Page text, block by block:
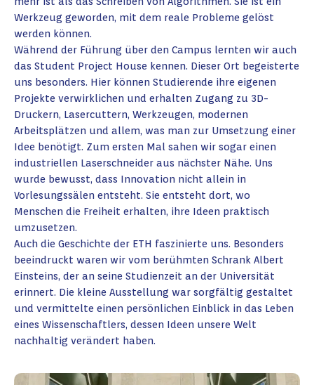
Werkzeug geworden, mit dem reale Probleme gelöst
werden können.
Während der Führung über den Campus lernten wir auch
das Student Project House kennen. Dieser Ort begeisterte
uns besonders. Hier können Studierende ihre eigenen
Projekte verwirklichen und erhalten Zugang zu 3D-
Druckern, Lasercuttern, Werkzeugen, modernen
Arbeitsplätzen und allem, was man zur Umsetzung einer
Idee benötigt. Zum ersten Mal sahen wir sogar einen
industriellen Laserschneider aus nächster Nähe. Uns
wurde bewusst, dass Innovation nicht allein in
Vorlesungssälen entsteht. Sie entsteht dort, wo
Menschen die Freiheit erhalten, ihre Ideen praktisch
umzusetzen.
Auch die Geschichte der ETH faszinierte uns. Besonders
beeindruckt waren wir vom berühmten Schrank Albert
Einsteins, der an seine Studienzeit an der Universität
erinnert. Die kleine Ausstellung war sorgfältig gestaltet
und vermittelte einen persönlichen Einblick in das Leben
eines Wissenschaftlers, dessen Ideen unsere Welt
nachhaltig verändert haben.